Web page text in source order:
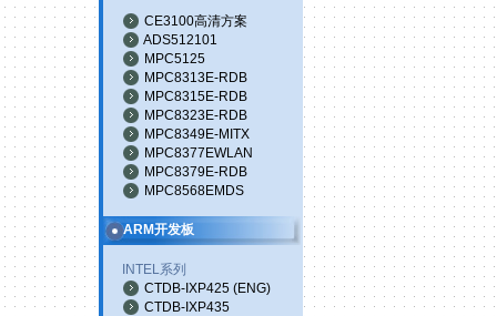
CE3100高清方案
ADS512101
MPC5125
MPC8313E-RDB
MPC8315E-RDB
MPC8323E-RDB
MPC8349E-MITX
MPC8377EWLAN
MPC8379E-RDB
MPC8568EMDS
ARM开发板
INTEL系列
CTDB-IXP425(ENG)
CTDB-IXP435